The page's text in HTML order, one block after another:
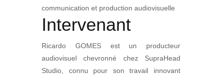
communication et production audiovisuelle
Intervenant
Ricardo GOMES est un producteur
audiovisuel chevronné chez SupraHead
Studio, connu pour son travail innovant